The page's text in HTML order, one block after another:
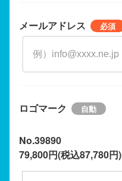
メールアドレス
ロゴマーク
No.39890
79,800円(税込87,780円)